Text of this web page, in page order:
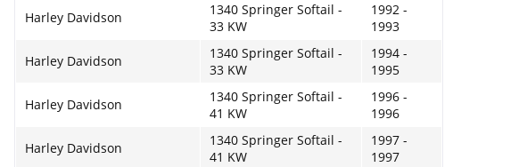
Harley Davidson
1340 Springer Softail -
33 KW
1992 -
1993
Harley Davidson
1340 Springer Softail -
33 KW
1994 -
1995
Harley Davidson
1340 Springer Softail -
41 KW
1996 -
1996
Harley Davidson
1340 Springer Softail -
41 KW
1997 -
1997